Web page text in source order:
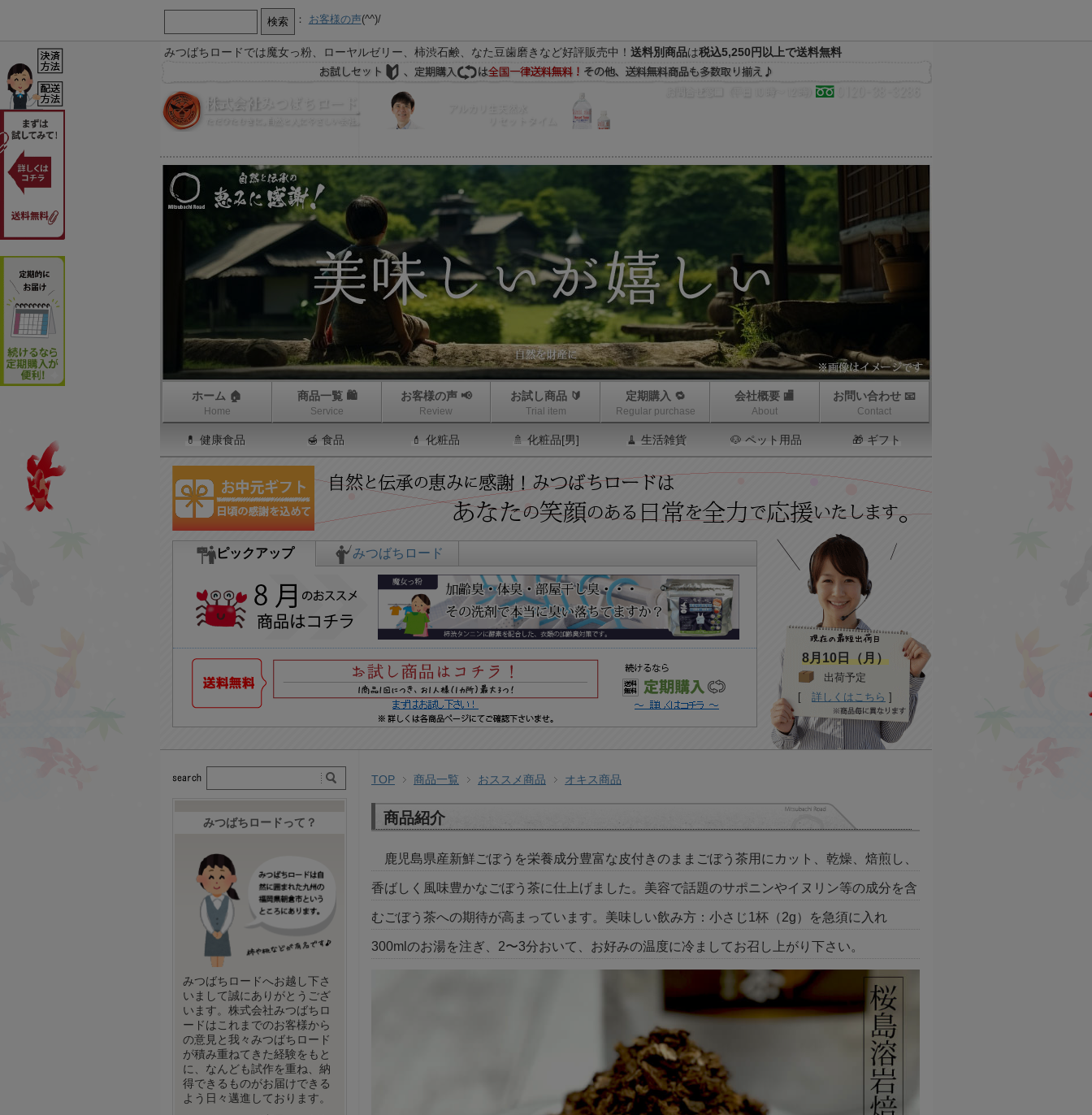
： お客様の声(^^)/
みつばちロードでは魔女っ粉、ローヤルゼリー、柿渋石鹸、なた豆歯磨きなど好評販売中！ 送料別商品は税込5,250円以上で送料無料
ホーム 🏠
Home
商品一覧 🛍
Service
お客様の声 📢
Review
お試し商品 🔰
Trial item
定期購入 🔁
Regular purchase
会社概要 🏬
About
お問い合わせ 📧
Contact
TOP 商品一覧 おススメ商品 オキス商品
商品紹介
鹿児島県産新鮮ごぼうを栄養成分豊富な皮付きのままごぼう茶用にカット、乾燥、焙煎し、
香ばしく風味豊かなごぼう茶に仕上げました。美容で話題のサポニンやイヌリン等の成分を含
むごぼう茶への期待が高まっています。美味しい飲み方：小さじ1杯（2g）を急須に入れ
300mlのお湯を注ぎ、2〜3分おいて、お好みの温度に冷ましてお召し上がり下さい。
みつばちロードって？
みつばちロードへお越し下さ
いまして誠にありがとうござ
います。株式会社みつばちロ
ードはこれまでのお客様から
の意見と我々みつばちロード
が積み重ねてきた経験をもと
に、なんども試作を重ね、納
得できるものがお届けできる
よう日々邁進しております。